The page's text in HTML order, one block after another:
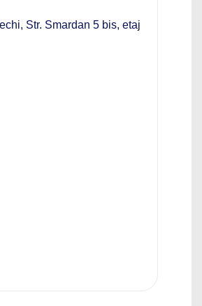
Str. Smardan 5 bis, etaj